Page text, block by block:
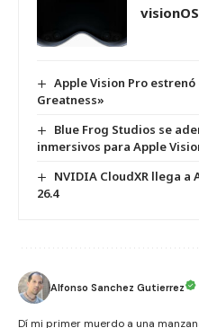
Apple Vision Pro
Greatness»
Blue Frog Studios se
inmersivos para Apple
NVIDIA CloudXR llega a
26.4
Alfonso Sanchez Gutierrez
Dí mi primer muerdo a una